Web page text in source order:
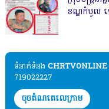
ខណ្ឌកំបូល ទ
ទំនាក់ទំនង​​ CHRTVONLINE
719022227
ចុចតំណតេលេក្រាម